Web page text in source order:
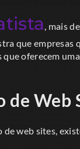
, mais
que
oferecem
de Web
web sites,